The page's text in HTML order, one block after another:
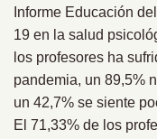
Informe Educación
19 en la salud
los profesores ha
pandemia, un 89,5%
un 42,7% se siente
El 71,33% de los